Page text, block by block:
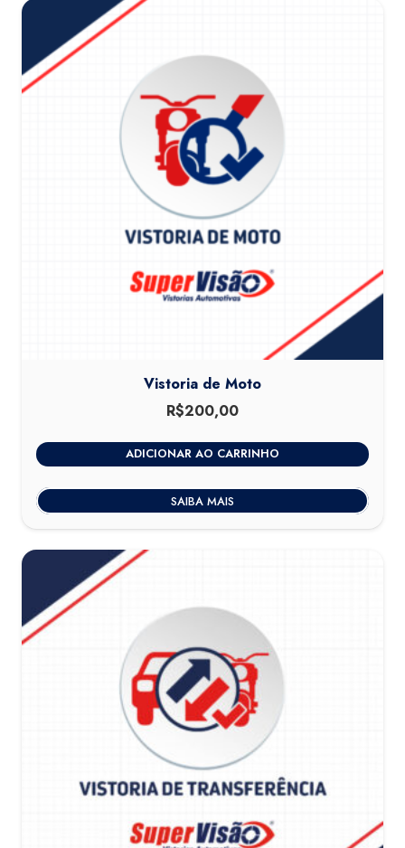
Vistoria de Moto
R$200,00
ADICIONAR AO CARRINHO
SAIBA MAIS